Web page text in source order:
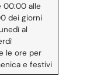
00:00 alle
dei giorni
al
le ore per
e festivi